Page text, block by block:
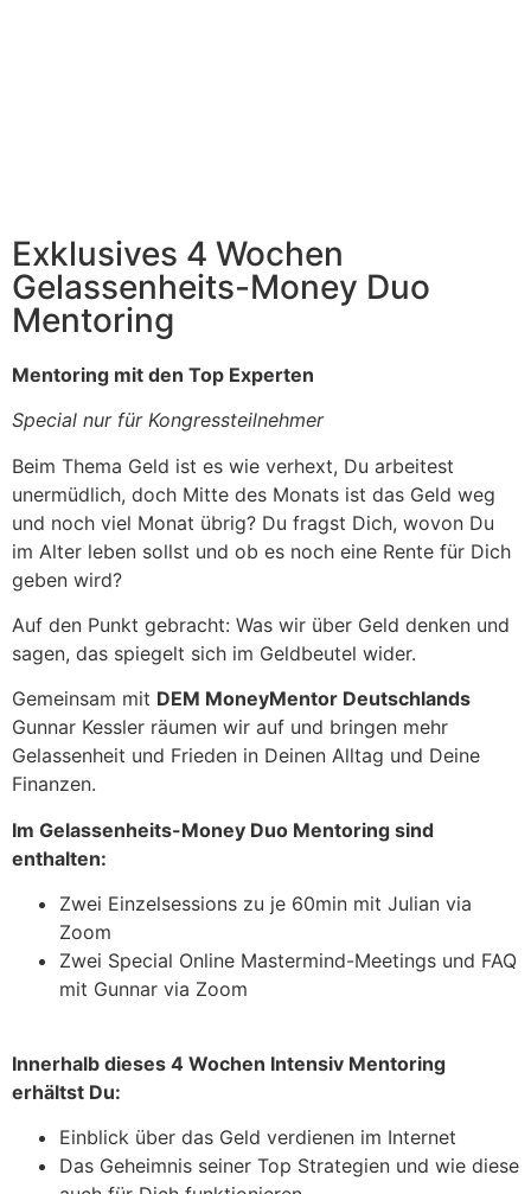
Exklusives 4 Wochen
Gelassenheits-Money Duo
Mentoring
Mentoring mit den Top Experten
Special nur für Kongressteilnehmer
Beim Thema Geld ist es wie verhext, Du arbeitest
unermüdlich, doch Mitte des Monats ist das Geld weg
und noch viel Monat übrig? Du fragst Dich, wovon Du
im Alter leben sollst und ob es noch eine Rente für Dich
geben wird?
Auf den Punkt gebracht: Was wir über Geld denken und
sagen, das spiegelt sich im Geldbeutel wider.
Gemeinsam mit DEM MoneyMentor Deutschlands
Gunnar Kessler räumen wir auf und bringen mehr
Gelassenheit und Frieden in Deinen Alltag und Deine
Finanzen.
Im Gelassenheits-Money Duo Mentoring sind
enthalten:
Zwei Einzelsessions zu je 60min mit Julian via
Zoom
Zwei Special Online Mastermind-Meetings und FAQ
mit Gunnar via Zoom
Innerhalb dieses 4 Wochen Intensiv Mentoring
erhältst Du:
Einblick über das Geld verdienen im Internet
Das Geheimnis seiner Top Strategien und wie diese